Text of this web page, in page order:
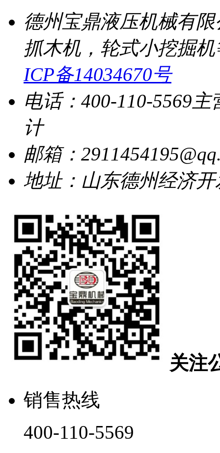
德州宝鼎液压机械有
抓木机，轮式小挖掘
ICP备14034670号
电话：400-110-5569 主
计
邮箱：
地址：山东德州经济
关注
销售热线
400-110-5569